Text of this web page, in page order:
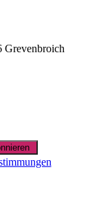
Grevenbroich